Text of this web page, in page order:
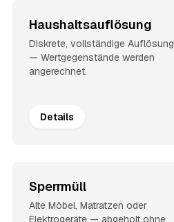
Haushaltsauflösung
Diskrete, vollständige Auflösung
— Wertgegenstände werden
angerechnet.
Details
Sperrmüll
Alte Möbel, Matratzen oder
Elektrogeräte — abgeholt ohne